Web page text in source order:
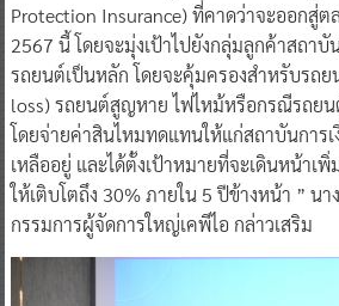
Protection Insurance) ที่คาดว่าจะออกสู่ต
2567 นี้ โดยจะมุ่งเป้าไปยังกลุ่มลูกค้าสถาบั
รถยนต์เป็นหลัก โดยจะคุ้มครองสำหรับรถย
loss) รถยนต์สูญหาย ไฟไหม้หรือกรณีรถย
โดยจ่ายค่าสินไหมทดแทนให้แก่สถาบันการ
เหลืออยู่ และได้ตั้งเป้าหมายที่จะเดินหน้าเ
ให้เติบโตถึง 30% ภายใน 5 ปีข้างหน้า ” นา
กรรมการผู้จัดการใหญ่เคพีไอ กล่าวเสริม